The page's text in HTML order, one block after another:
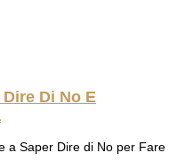
Di No E
a Saper Dire di No per Fare